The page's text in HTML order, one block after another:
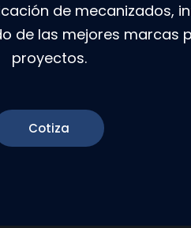
de mecanizados,
de las mejores marcas
proyectos.
Cotiza